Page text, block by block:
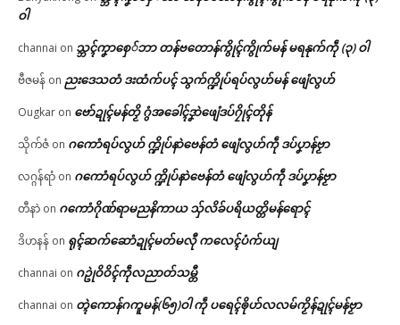
ဝါ
channai on သ္ဘၚ်ကၞာစှေ်ဘာ တန်ဗတောန်ကွိုၚ်ကွိုက်မန် မရနုက်ကဵု (၃) ဝါ
ဗီဇမန် on ညးဒေသတံ ဒးထံက်ပၚ် သွက်က္ဍိုပ်ရပ်လွဟ်မန် ဖျေံလွဟ်
Ougkar on ဗော်ဍုၚ်မန်တၟိ ဂွံအခေါၚ်ဒၞာဲဖျေံဒပ်ဂၠိုၚ်တိုန်
သိုက်ဇံ on ဂကောံရပ်လွဟ် က္ဍိုပ်နာဲဗေန်တံ ဖျေံလွဟ်ကဵု ဒပ်ပၞာန်ဗၟာ
လဂ္ဂန်ရာံ on ဂကောံရပ်လွဟ် က္ဍိုပ်နာဲဗေန်တံ ဖျေံလွဟ်ကဵု ဒပ်ပၞာန်ဗၟာ
တီနာဲ on ဂကောံဂိုဏ်ရာမညနိကာယ သှ်လိခ်ပရိယတ္တိမန်ရောၚ်
ဒိဟနန် on ရုၚ်ဆက်ဆောံဍုၚ်မတ်မလီု ကလေၚ်ပံက်ယျ
channai on ဂဥုဲဝိဝိၚ်ကဵုလညာတ်သမ္တီ
channai on တ္ၚဲကောန်ဂကူမန်(၆၅)ဝါ ကဵု ပရေၚ်ၜိုဟ်လလမ်ကၟိန်ဍုၚ်မန်ဗၟာ